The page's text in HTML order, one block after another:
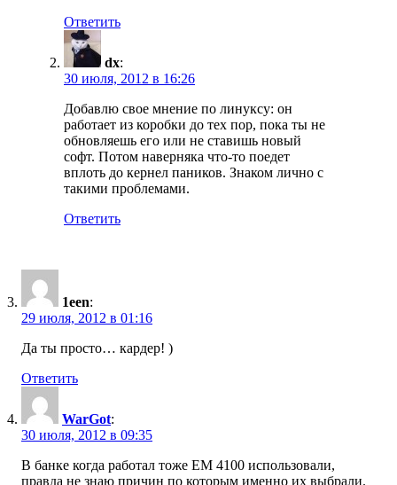
Ответить
dx:
30 июля, 2012 в 16:26
Добавлю свое мнение по линуксу: он
работает из коробки до тех пор, пока ты не
обновляешь его или не ставишь новый
софт. Потом наверняка что-то поедет
вплоть до кернел паников. Знаком лично с
такими проблемами.
Ответить
1een:
29 июля, 2012 в 01:16
Да ты просто… кардер! )
Ответить
WarGot:
30 июля, 2012 в 09:35
В банке когда работал тоже EM 4100 использовали,
правда не знаю причин по которым именно их выбрали.